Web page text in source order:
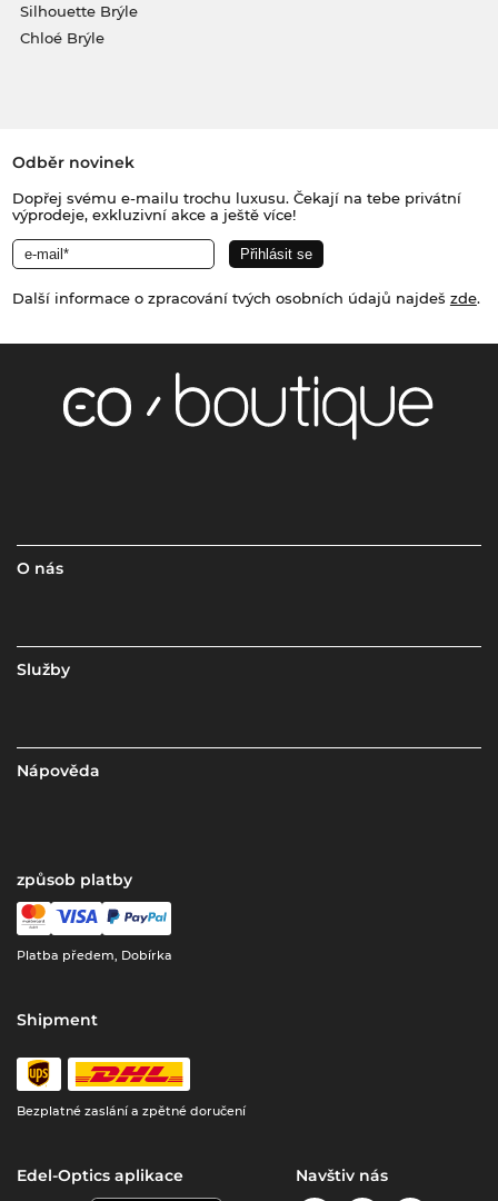
Silhouette Brýle
Chloé Brýle
Odběr novinek
Dopřej svému e-mailu trochu luxusu. Čekají na tebe privátní
výprodeje, exkluzivní akce a ještě více!
Další informace o zpracování tvých osobních údajů najdeš zde.
O nás
Služby
Nápověda
způsob platby
Platba předem, Dobírka
Shipment
Bezplatné zaslání a zpětné doručení
Edel-Optics aplikace Navštiv nás